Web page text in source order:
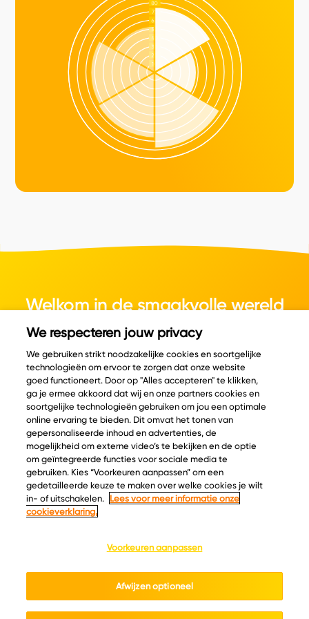
Welkom in de smaakvolle wereld
van kaas.
© Copyright 2026 Velder
Inspiratie
Kaascatalogus
Recepten
Kaasplankjes
Blog
Informatie
Over ons
Ontdek
Keurmerken
We respecteren jouw privacy
We gebruiken strikt noodzakelijke cookies en soortgelijke
technologieën om ervoor te zorgen dat onze website
goed functioneert. Door op "Alles accepteren" te klikken,
ga je ermee akkoord dat wij en onze partners cookies en
soortgelijke technologieën gebruiken om jou een optimale
online ervaring te bieden. Dit omvat het tonen van
gepersonaliseerde inhoud en advertenties, de
mogelijkheid om externe video’s te bekijken en de optie
om geïntegreerde functies voor sociale media te
gebruiken. Kies “Voorkeuren aanpassen” om een
gedetailleerde keuze te maken over welke cookies je wilt
in- of uitschakelen.
Lees voor meer informatie onze
cookieverklaring.
Voorkeuren aanpassen
Afwijzen optioneel